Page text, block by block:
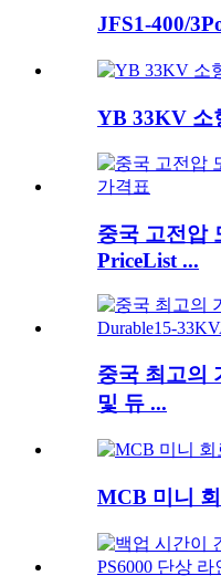
JFS1-400/
YB 33KV 소
중국 고전압
PriceList ...
중국 최고의
및 듀 ...
MCB 미니